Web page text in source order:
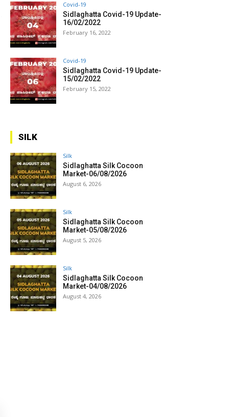
Covid-19
Sidlaghatta Covid-19 Update-
16/02/2022
February 16, 2022
Covid-19
Sidlaghatta Covid-19 Update-
15/02/2022
February 15, 2022
SILK
Silk
Sidlaghatta Silk Cocoon
Market-06/08/2026
August 6, 2026
Silk
Sidlaghatta Silk Cocoon
Market-05/08/2026
August 5, 2026
Silk
Sidlaghatta Silk Cocoon
Market-04/08/2026
August 4, 2026